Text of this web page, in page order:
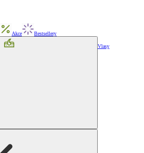
Akce Bestsellery
Vlasy